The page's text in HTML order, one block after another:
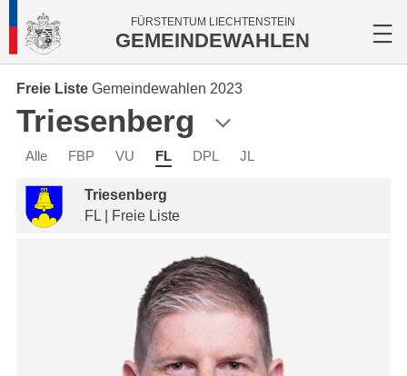
FÜRSTENTUM LIECHTENSTEIN
GEMEINDEWAHLEN
Freie Liste Gemeindewahlen 2023
Triesenberg
Alle FBP VU FL DPL JL
Triesenberg
FL | Freie Liste